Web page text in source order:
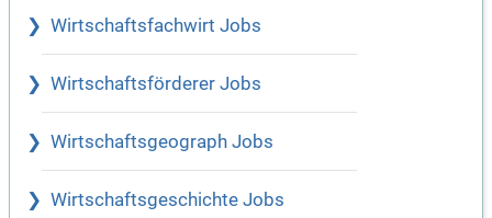
Wirtschaftsfachwirt Jobs
Wirtschaftsförderer Jobs
Wirtschaftsgeograph Jobs
Wirtschaftsgeschichte Jobs